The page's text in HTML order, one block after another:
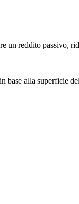
un reddito passivo,
base alla superficie